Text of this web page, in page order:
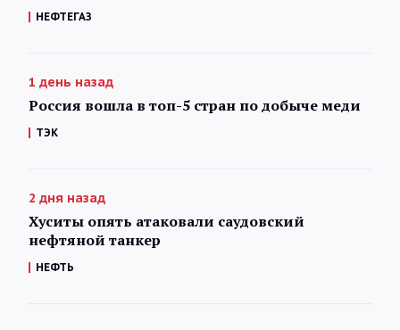
НЕФТЕГАЗ
1 день назад
Россия вошла в топ-5 стран по добыче меди
ТЭК
2 дня назад
Хуситы опять атаковали саудовский
нефтяной танкер
НЕФТЬ